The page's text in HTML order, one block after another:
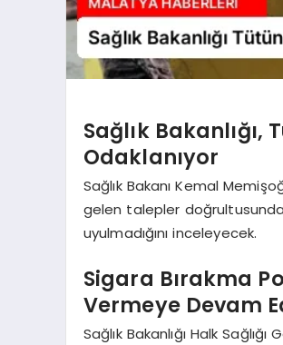
Sağlık
Odaklanıyor
Sağlık Bakanı Kemal
gelen talepler
uyulmadığını inceleyecek.
Sigara Bırakma
Vermeye Devam
Sağlık Bakanlığı Halk